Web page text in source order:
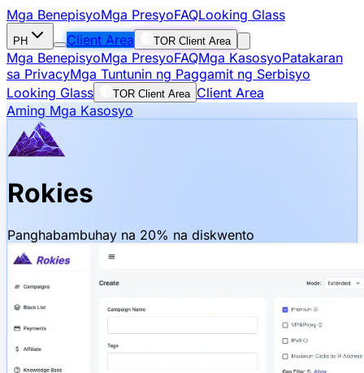
Mga BenepisyoMga PresyoFAQLooking Glass
PH Client Area TOR Client Area
Mga BenepisyoMga PresyoFAQMga KasosyoPatakaran
sa PrivacyMga Tuntunin ng Paggamit ng Serbisyo
Looking Glass
TOR Client Area Client Area
Aming Mga Kasosyo
Rokies
Panghabambuhay na 20% na diskwento